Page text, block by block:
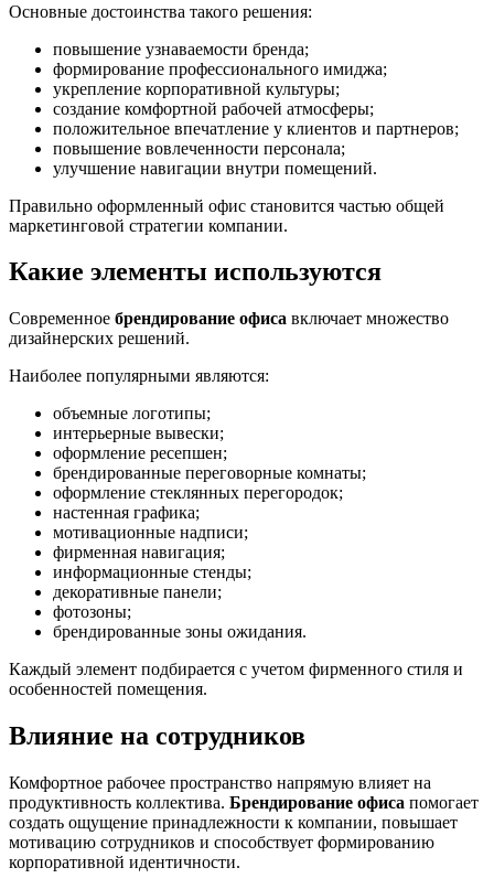
Основные достоинства такого решения:
повышение узнаваемости бренда;
формирование профессионального имиджа;
укрепление корпоративной культуры;
создание комфортной рабочей атмосферы;
положительное впечатление у клиентов и партнеров;
повышение вовлеченности персонала;
улучшение навигации внутри помещений.
Правильно оформленный офис становится частью общей
маркетинговой стратегии компании.
Какие элементы используются
Современное брендирование офиса включает множество
дизайнерских решений.
Наиболее популярными являются:
объемные логотипы;
интерьерные вывески;
оформление ресепшен;
брендированные переговорные комнаты;
оформление стеклянных перегородок;
настенная графика;
мотивационные надписи;
фирменная навигация;
информационные стенды;
декоративные панели;
фотозоны;
брендированные зоны ожидания.
Каждый элемент подбирается с учетом фирменного стиля и
особенностей помещения.
Влияние на сотрудников
Комфортное рабочее пространство напрямую влияет на
продуктивность коллектива. Брендирование офиса помогает
создать ощущение принадлежности к компании, повышает
мотивацию сотрудников и способствует формированию
корпоративной идентичности.